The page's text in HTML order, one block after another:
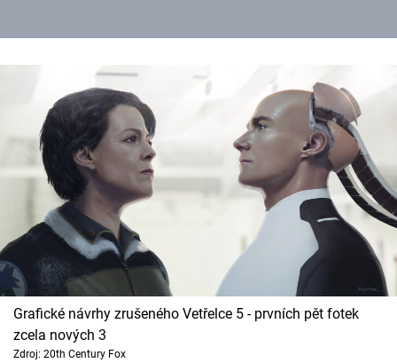
Grafické návrhy zrušeného Vetřelce 5 - prvních pět fotek
zcela nových 3
Zdroj: 20th Century Fox